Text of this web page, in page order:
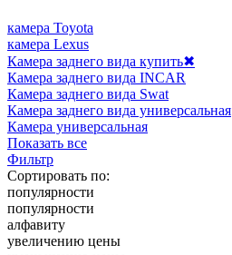
камера Toyota
камера Lexus
Камера заднего вида купить✖
Камера заднего вида INCAR
Камера заднего вида Swat
Камера заднего вида универсальная
Камера универсальная
Показать все
Фильтр
Сортировать по:
популярности
популярности
алфавиту
увеличению цены